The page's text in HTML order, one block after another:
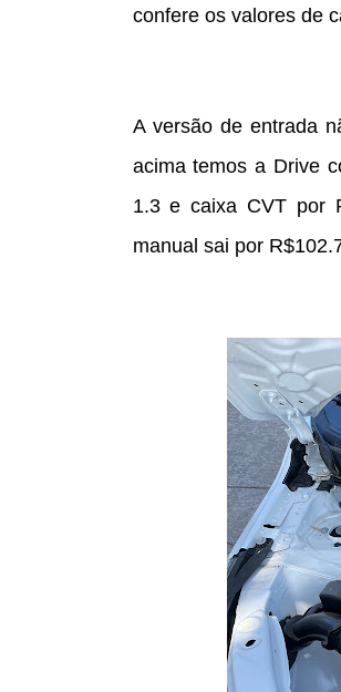
confere os valores de
A versão de entrada
acima temos a Drive
1.3 e caixa CVT por
manual sai por